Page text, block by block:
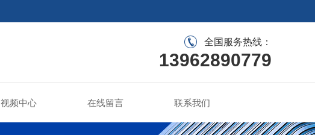
全国服务热线：
13962890779
视频中心 在线留言 联系我们